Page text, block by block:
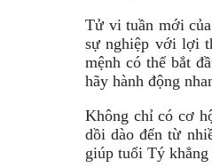
Tử vi tuần mới
sự nghiệp với lợi
mệnh có thể bắt
hãy hành động
Không chỉ có cơ
dồi dào đến từ
giúp tuổi Tý